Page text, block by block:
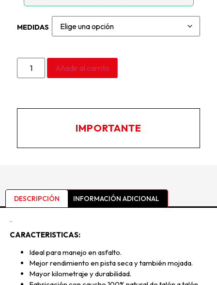
MEDIDAS
Añadir al carrito
IMPORTANTE
DESCRIPCIÓN INFORMACIÓN ADICIONAL
CARACTERISTICAS:
Ideal para manejo en asfalto.
Mejor rendimiento en pista seca y también mojada.
Mayor kilometraje y durabilidad.